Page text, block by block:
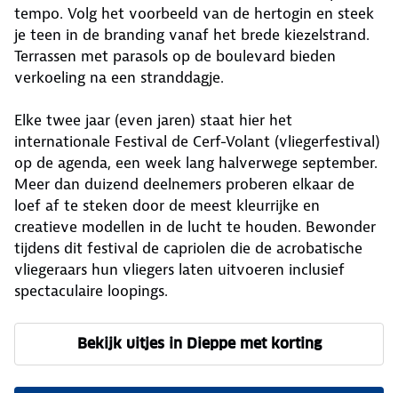
tempo. Volg het voorbeeld van de hertogin en steek
je teen in de branding vanaf het brede kiezelstrand.
Terrassen met parasols op de boulevard bieden
verkoeling na een stranddagje.
Elke twee jaar (even jaren) staat hier het
internationale Festival de Cerf-Volant (vliegerfestival)
op de agenda, een week lang halverwege september.
Meer dan duizend deelnemers proberen elkaar de
loef af te steken door de meest kleurrijke en
creatieve modellen in de lucht te houden. Bewonder
tijdens dit festival de capriolen die de acrobatische
vliegeraars hun vliegers laten uitvoeren inclusief
spectaculaire loopings.
Bekijk uitjes in Dieppe met korting